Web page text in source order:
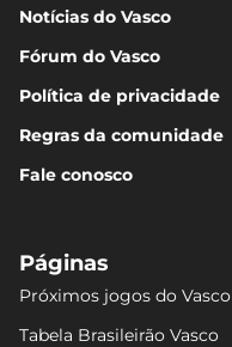
Notícias do Vasco
Fórum do Vasco
Política de privacidade
Regras da comunidade
Fale conosco
Páginas
Próximos jogos do Vasco
Tabela Brasileirão Vasco